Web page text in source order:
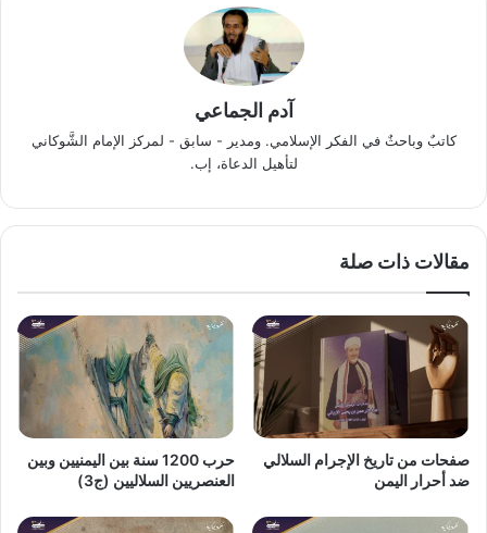
آدم الجماعي
كاتبٌ وباحثٌ في الفكر الإسلامي. ومدير - سابق - لمركز الإمام الشَّوكاني
لتأهيل الدعاة، إب.
مقالات ذات صلة
صفحات من تاريخ الإجرام السلالي
ضد أحرار اليمن
حرب 1200 سنة بين اليمنيين وبين
العنصريين السلاليين (ج3)